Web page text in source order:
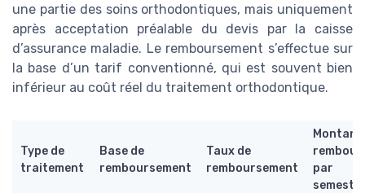
une partie des soins orthodontiques, mais uniquement
après acceptation préalable du devis par la caisse
d’assurance maladie. Le remboursement s’effectue sur
la base d’un tarif conventionné, qui est souvent bien
inférieur au coût réel du traitement orthodontique.
Type de
traitement
Base de
remboursement
Taux de
remboursement
Montant
par